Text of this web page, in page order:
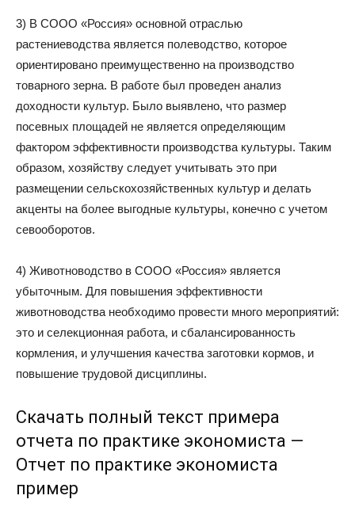
3) В СООО «Россия» основной отраслью
растениеводства является полеводство, которое
ориентировано преимущественно на производство
товарного зерна. В работе был проведен анализ
доходности культур. Было выявлено, что размер
посевных площадей не является определяющим
фактором эффективности производства культуры. Таким
образом, хозяйству следует учитывать это при
размещении сельскохозяйственных культур и делать
акценты на более выгодные культуры, конечно с учетом
севооборотов.
4) Животноводство в СООО «Россия» является
убыточным. Для повышения эффективности
животноводства необходимо провести много мероприятий:
это и селекционная работа, и сбалансированность
кормления, и улучшения качества заготовки кормов, и
повышение трудовой дисциплины.
Скачать полный текст примера
отчета по практике экономиста —
Отчет по практике экономиста
пример